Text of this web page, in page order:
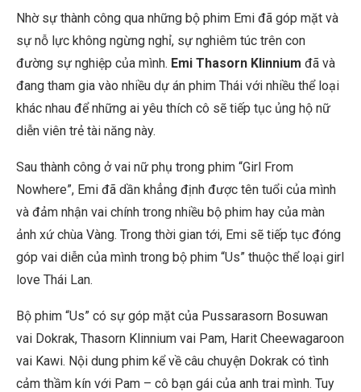
Nhờ sự thành công qua những bộ phim Emi đã góp mặt và
sự nỗ lực không ngừng nghỉ, sự nghiêm túc trên con
đường sự nghiệp của mình. Emi Thasorn Klinnium đã và
đang tham gia vào nhiều dự án phim Thái với nhiều thể loại
khác nhau để những ai yêu thích cô sẽ tiếp tục ủng hộ nữ
diễn viên trẻ tài năng này.
Sau thành công ở vai nữ phụ trong phim “Girl From
Nowhere”, Emi đã dần khẳng định được tên tuổi của mình
và đảm nhận vai chính trong nhiều bộ phim hay của màn
ảnh xứ chùa Vàng. Trong thời gian tới, Emi sẽ tiếp tục đóng
góp vai diễn của mình trong bộ phim “Us” thuộc thể loại girl
love Thái Lan.
Bộ phim “Us” có sự góp mặt của Pussarasorn Bosuwan
vai Dokrak, Thasorn Klinnium vai Pam, Harit Cheewagaroon
vai Kawi. Nội dung phim kể về câu chuyện Dokrak có tình
cảm thầm kín với Pam – cô bạn gái của anh trai mình. Tuy